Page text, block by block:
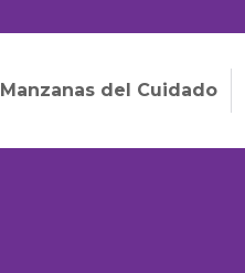
Manzanas del Cuidado